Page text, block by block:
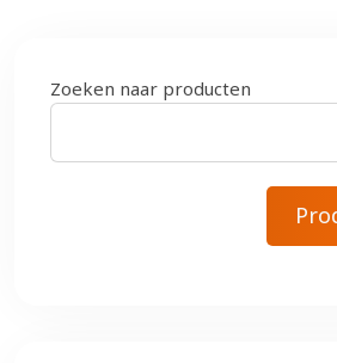
Zoeken naar producten